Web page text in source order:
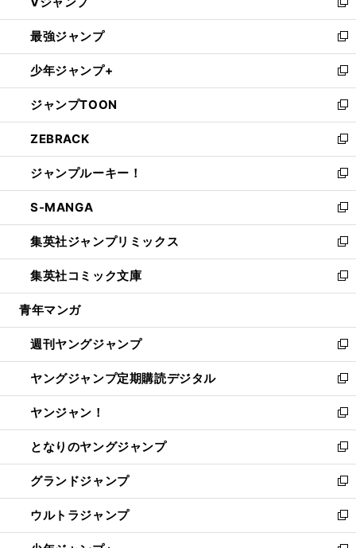
ィ
ン
ド
ウ
で
開
く
い
ウ
ィ
ン
ド
ウ
で
開
く
新
し
い
ウ
ィ
ン
ド
ウ
で
開
く
最強ジャンプ
新
し
い
ウ
ィ
ン
ド
ウ
で
開
く
少年ジャンプ+
新
し
い
ウ
ィ
ン
ド
ウ
で
開
く
ジャンプTOON
新
し
い
ウ
ィ
ン
ド
ウ
で
開
く
ZEBRACK
新
し
い
ウ
ィ
ン
ド
ウ
で
開
ジャンプルーキー！
新
し
い
ウ
ィ
ン
ド
ウ
開
く
S-MANGA
新
し
い
ウ
ィ
ン
ウ
で
開
く
集英社ジャンプリミックス
新
し
い
ウ
ン
ド
ウ
で
開
く
集英社コミック文庫
新
し
ウ
ィ
ン
ド
ウ
で
開
く
青年マンガ
週刊ヤングジャンプ
新
し
い
ウ
ィ
ン
ド
ウ
で
開
く
ヤングジャンプ定期購読デジタル
新
し
い
ウ
ィ
ン
ド
ウ
で
開
ヤンジャン！
新
し
い
ウ
ィ
ン
ド
ウ
となりのヤングジャンプ
新
し
い
ウ
ィ
ン
グランドジャンプ
新
し
い
ウ
ウルトラジャンプ
新
し